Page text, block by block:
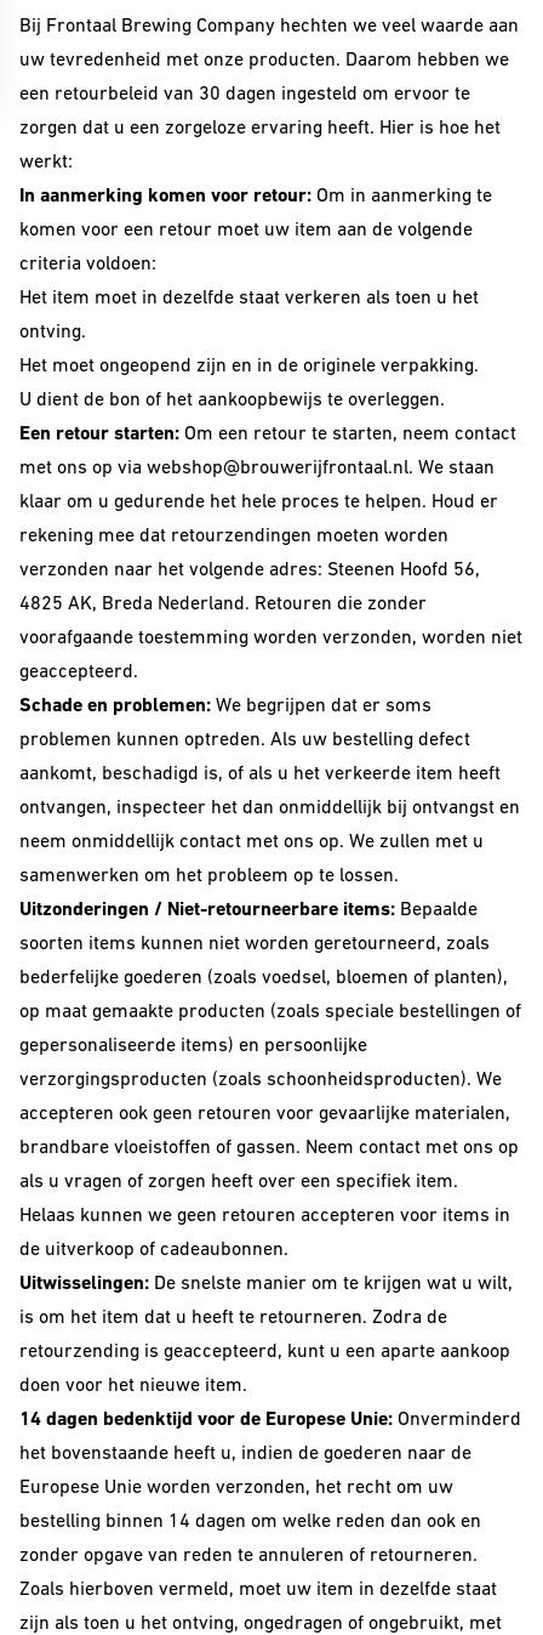
Merch
Cadeau
Gastbieren
SERIES
Alle Series
Core Range
Great Minds
Serie
Smooth
Criminals
For The Love Of
Hops
Piece of Cake
STIJLEN
Alle Stijlen
Bokbier
Alcohol Vrij /
Arm
Donkere Bieren
Barrel Aged
IPA
NEIPA
Sour
Beer Club
Join our beerclub now!
ONLY
Informatie &
inschrijven
Beer Club
account
Exclusives
BEER CLUB
DROPS
The Beer Club
Podcast
BEER CLUB
BIEREN
Beer Club Trial
INFORMATIE
Investeer
INVESTOR
EXCLUSIVES
Investor
Exclusives
Info
INFORMATIE
Over Frontaal
Rondleiding
Vacatures
Contact
VOOR
BEDRIJVEN
Huurbrouwen
Downloads
Bij Frontaal Brewing Company hechten we veel waarde aan
uw tevredenheid met onze producten. Daarom hebben we
een retourbeleid van 30 dagen ingesteld om ervoor te
zorgen dat u een zorgeloze ervaring heeft. Hier is hoe het
werkt:
In aanmerking komen voor retour: Om in aanmerking te
komen voor een retour moet uw item aan de volgende
criteria voldoen:
Het item moet in dezelfde staat verkeren als toen u het
ontving.
Het moet ongeopend zijn en in de originele verpakking.
U dient de bon of het aankoopbewijs te overleggen.
Een retour starten: Om een retour te starten, neem contact
met ons op via webshop@brouwerijfrontaal.nl. We staan
klaar om u gedurende het hele proces te helpen. Houd er
rekening mee dat retourzendingen moeten worden
verzonden naar het volgende adres: Steenen Hoofd 56,
4825 AK, Breda Nederland. Retouren die zonder
voorafgaande toestemming worden verzonden, worden niet
geaccepteerd.
Schade en problemen: We begrijpen dat er soms
problemen kunnen optreden. Als uw bestelling defect
aankomt, beschadigd is, of als u het verkeerde item heeft
ontvangen, inspecteer het dan onmiddellijk bij ontvangst en
neem onmiddellijk contact met ons op. We zullen met u
samenwerken om het probleem op te lossen.
Uitzonderingen / Niet-retourneerbare items: Bepaalde
soorten items kunnen niet worden geretourneerd, zoals
bederfelijke goederen (zoals voedsel, bloemen of planten),
op maat gemaakte producten (zoals speciale bestellingen of
gepersonaliseerde items) en persoonlijke
verzorgingsproducten (zoals schoonheidsproducten). We
accepteren ook geen retouren voor gevaarlijke materialen,
brandbare vloeistoffen of gassen. Neem contact met ons op
als u vragen of zorgen heeft over een specifiek item.
Helaas kunnen we geen retouren accepteren voor items in
de uitverkoop of cadeaubonnen.
Uitwisselingen: De snelste manier om te krijgen wat u wilt,
is om het item dat u heeft te retourneren. Zodra de
retourzending is geaccepteerd, kunt u een aparte aankoop
doen voor het nieuwe item.
14 dagen bedenktijd voor de Europese Unie: Onverminderd
het bovenstaande heeft u, indien de goederen naar de
Europese Unie worden verzonden, het recht om uw
bestelling binnen 14 dagen om welke reden dan ook en
zonder opgave van reden te annuleren of retourneren.
Zoals hierboven vermeld, moet uw item in dezelfde staat
zijn als toen u het ontving, ongedragen of ongebruikt, met